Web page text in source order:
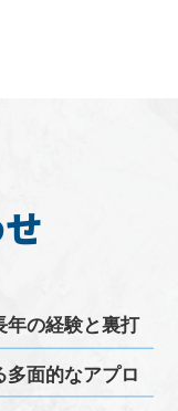
年の経験と裏打
多面的なアプロ